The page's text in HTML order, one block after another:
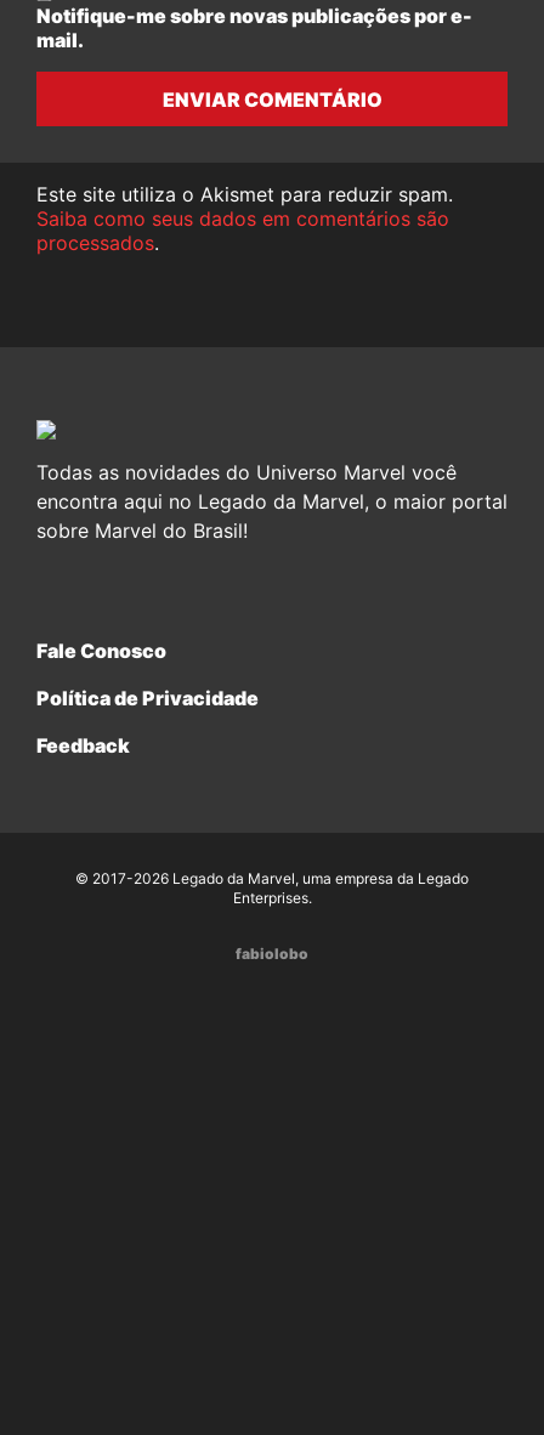
Notifique-me sobre novas publicações por e-
mail.
ENVIAR COMENTÁRIO
Este site utiliza o Akismet para reduzir spam.
Saiba como seus dados em comentários são
processados.
Todas as novidades do Universo Marvel você
encontra aqui no Legado da Marvel, o maior portal
sobre Marvel do Brasil!
Fale Conosco
Política de Privacidade
Feedback
© 2017-2026 Legado da Marvel, uma empresa da Legado
Enterprises.
fabiolobo